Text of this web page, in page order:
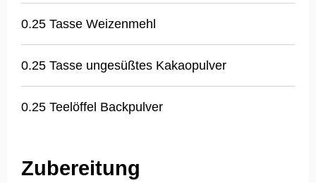
0.25 Tasse Weizenmehl
0.25 Tasse ungesüßtes Kakaopulver
0.25 Teelöffel Backpulver
Zubereitung